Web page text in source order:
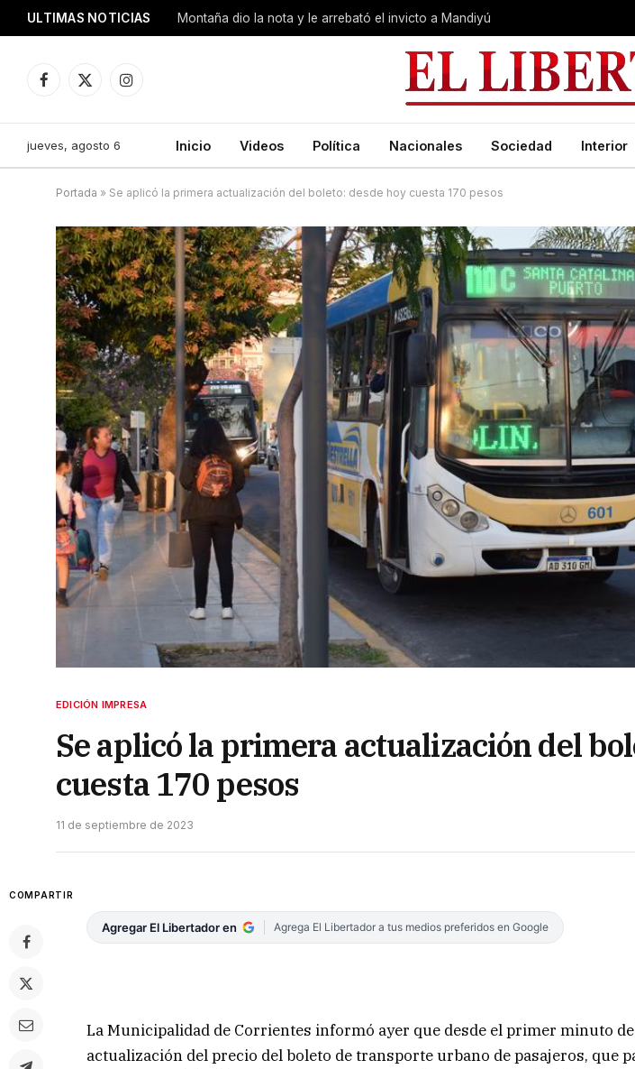
ULTIMAS NOTICIAS Montaña dio la nota y le arrebató el invicto a Mandiyú
Facebook
X
Instagram
jueves, agosto 6 Inicio Videos Política Nacionales Sociedad Interior
Portada » Se aplicó la primera actualización del boleto: desde hoy cuesta 170 pesos
EDICIÓN IMPRESA
Se aplicó la primera actualización del
cuesta 170 pesos
11 de septiembre de 2023
COMPARTIR
Agregar El Libertador en Agrega El Libertador a tus medios preferidos en Google
La Municipalidad de Corrientes informó ayer que desde el primer minuto
actualización del precio del boleto de transporte urbano de pasajeros, que